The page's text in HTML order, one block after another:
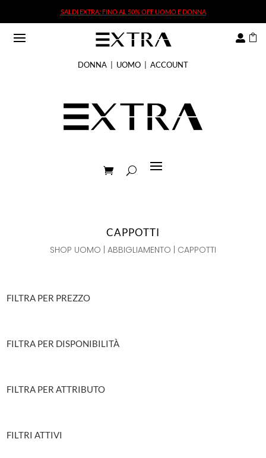
SALDI EXTRA: FINO AL 50% OFF UOMO E DONNA
SALDI EXTRA: FINO AL 50% OFF UOMO E DONNA
 
DONNA| UOMO| ACCOUNT
CAPPOTTI
SHOP UOMO | ABBIGLIAMENTO | CAPPOTTI
FILTRA PER PREZZO
FILTRA PER DISPONIBILITÀ
FILTRA PER ATTRIBUTO
FILTRI ATTIVI